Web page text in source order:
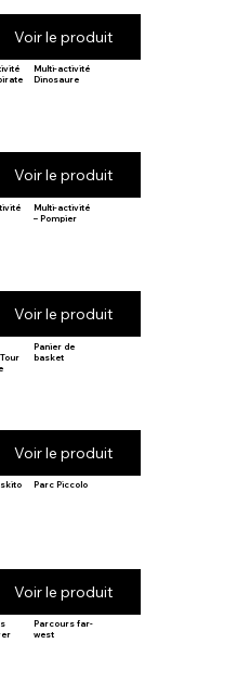
Voir le produit
Multi-activité
Dinosaure
Voir le produit
Multi-activité
– Pompier
Voir le produit
Panier de
basket
Voir le produit
Parc Piccolo
Voir le produit
Parcours far-
west